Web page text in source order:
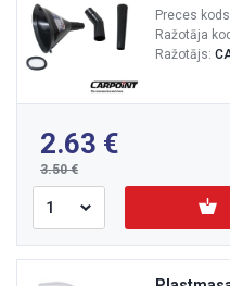
Preces
Ražotāja
Ražotājs:
2.63
3.50